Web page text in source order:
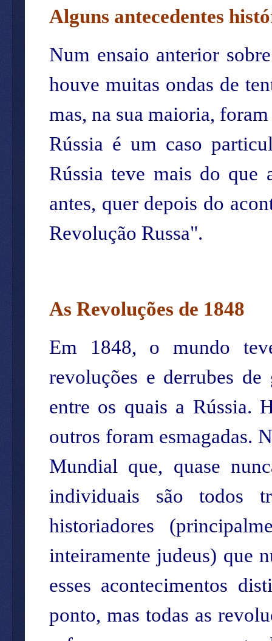
Alguns antecedentes
Num ensaio anterior
houve muitas ondas de
mas, na sua maioria,
Rússia é um caso
Rússia teve mais do que
antes, quer depois do
Revolução Russa".
As Revoluções de 1848
Em 1848, o mundo
revoluções e derrubes de
entre os quais a Rússia.
outros foram esmagadas.
Mundial que, quase
individuais são todos
historiadores
inteiramente judeus) que
esses acontecimentos
ponto, mas todas as